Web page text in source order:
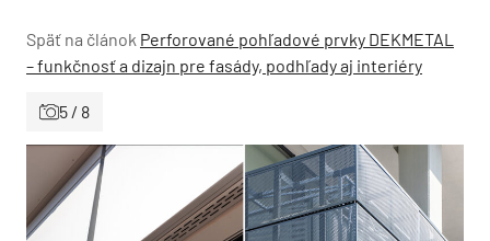
Späť na článok Perforované pohľadové prvky DEKMETAL
– funkčnosť a dizajn pre fasády, podhľady aj interiéry
5 / 8